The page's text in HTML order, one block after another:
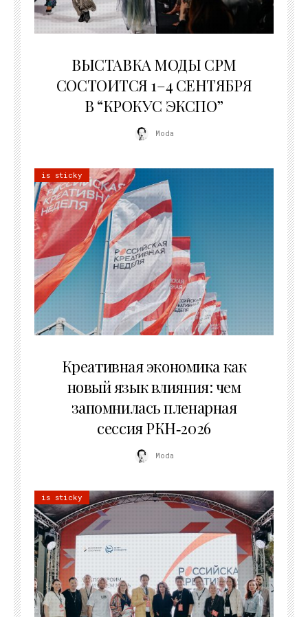
ВЫСТАВКА МОДЫ CPM
СОСТОИТСЯ 1–4 СЕНТЯБРЯ
В “КРОКУС ЭКСПО”
Moda
is sticky
Креативная экономика как
новый язык влияния: чем
запомнилась пленарная
сессия РКН‑2026
Moda
is sticky